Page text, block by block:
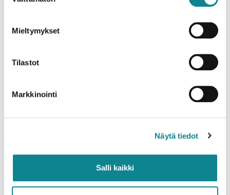
Mieltymykset
Tilastot
Markkinointi
Näytä tiedot
Salli kaikki